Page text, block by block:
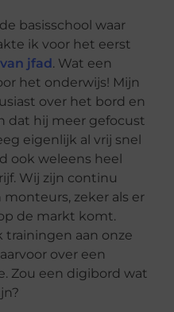
basisschool waar
ik voor het eerst
jfad. Wat een
het onderwijs! Mijn
over het bord en
dat hij meer gefocust
eigenlijk al vrij snel
ook weleens heel
Wij zijn continu
zeker als er
de markt komt.
trainingen aan onze
over een
Zou een digibord wat